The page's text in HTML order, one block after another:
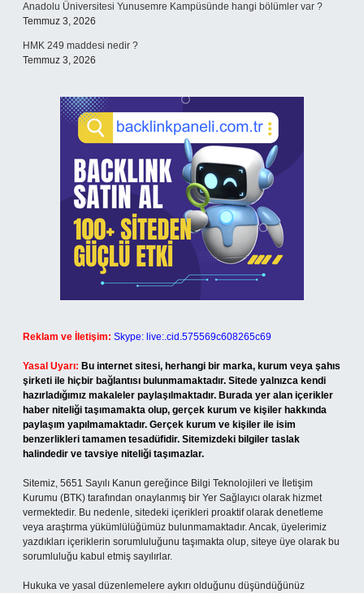
Anadolu Üniversitesi Yunusemre Kampüsünde hangi bölümler var ?
Temmuz 3, 2026
HMK 249 maddesi nedir ?
Temmuz 3, 2026
Reklam ve İletişim: Skype: live:.cid.575569c608265c69
Yasal Uyarı: Bu internet sitesi, herhangi bir marka, kurum veya şahıs
şirketi ile hiçbir bağlantısı bulunmamaktadır. Sitede yalnızca kendi
hazırladığımız makaleler paylaşılmaktadır. Burada yer alan içerikler
haber niteliği taşımamakta olup, gerçek kurum ve kişiler hakkında
paylaşım yapılmamaktadır. Gerçek kurum ve kişiler ile isim
benzerlikleri tamamen tesadüfidir. Sitemizdeki bilgiler taslak
halindedir ve tavsiye niteliği taşımazlar.
Sitemiz, 5651 Sayılı Kanun gereğince Bilgi Teknolojileri ve İletişim
Kurumu (BTK) tarafından onaylanmış bir Yer Sağlayıcı olarak hizmet
vermektedir. Bu nedenle, sitedeki içerikleri proaktif olarak denetleme
veya araştırma yükümlülüğümüz bulunmamaktadır. Ancak, üyelerimiz
yazdıkları içeriklerin sorumluluğunu taşımakta olup, siteye üye olarak bu
sorumluluğu kabul etmiş sayılırlar.
Hukuka ve yasal düzenlemelere aykırı olduğunu düşündüğünüz